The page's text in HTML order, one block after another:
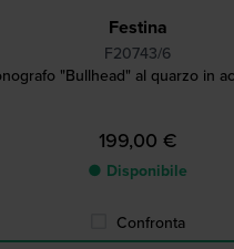
Festina
F20743/6
"Bullhead" al quarzo in
199,00 €
● Disponibile
Confronta